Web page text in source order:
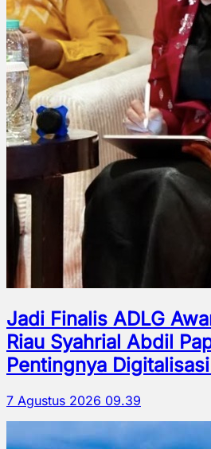
Jadi Finalis ADLG
Riau Syahrial Abdil
Pentingnya
7 Agustus 2026 09.39